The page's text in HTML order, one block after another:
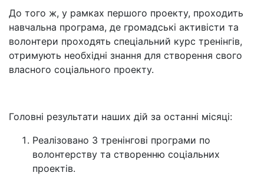
До того ж, у рамках першого проекту, проходить
навчальна програма, де громадські активісти та
волонтери проходять спеціальний курс тренінгів,
отримують необхідні знання для створення свого
власного соціального проекту.
Головні результати наших дій за останні місяці:
Реалізовано 3 тренінгові програми по
волонтерству та створенню соціальних
проектів.